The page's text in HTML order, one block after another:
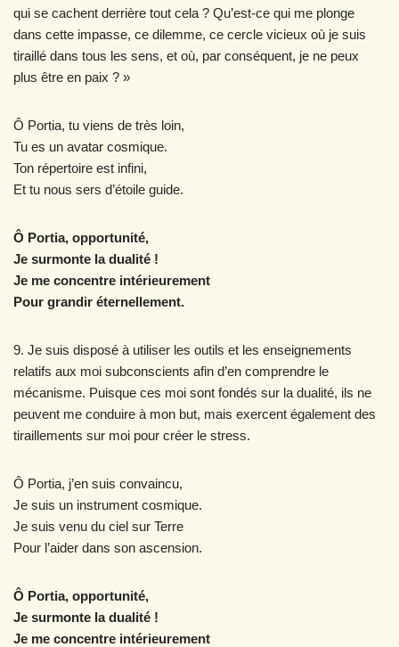
qui se cachent derrière tout cela ? Qu’est-ce qui me plonge
dans cette impasse, ce dilemme, ce cercle vicieux où je suis
tiraillé dans tous les sens, et où, par conséquent, je ne peux
plus être en paix ? »
Ô Portia, tu viens de très loin,
Tu es un avatar cosmique.
Ton répertoire est infini,
Et tu nous sers d’étoile guide.
Ô Portia, opportunité,
Je surmonte la dualité !
Je me concentre intérieurement
Pour grandir éternellement.
9. Je suis disposé à utiliser les outils et les enseignements
relatifs aux moi subconscients afin d’en comprendre le
mécanisme. Puisque ces moi sont fondés sur la dualité, ils ne
peuvent me conduire à mon but, mais exercent également des
tiraillements sur moi pour créer le stress.
Ô Portia, j’en suis convaincu,
Je suis un instrument cosmique.
Je suis venu du ciel sur Terre
Pour l’aider dans son ascension.
Ô Portia, opportunité,
Je surmonte la dualité !
Je me concentre intérieurement